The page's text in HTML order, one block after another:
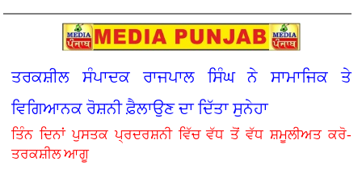
ਤਰਕਸ਼ੀਲ ਸੰਪਾਦਕ ਰਾਜਪਾਲ ਸਿੰਘ ਨੇ ਸਾਮਾਜਿਕ ਤੇ
ਵਿਗਿਆਨਕ ਰੋਸ਼ਨੀ ਫ਼ੈਲਾਉਣ ਦਾ ਦਿੱਤਾ ਸੁਨੇਹਾ
ਤਿੰਨ ਦਿਨਾਂ ਪੁਸਤਕ ਪ੍ਰਦਰਸ਼ਨੀ ਵਿੱਚ ਵੱਧ ਤੋਂ ਵੱਧ ਸ਼ਮੂਲੀਅਤ ਕਰੋ-
ਤਰਕਸ਼ੀਲ ਆਗੂ